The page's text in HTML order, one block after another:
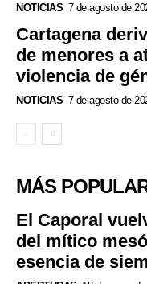
NOTICIAS 7 de agosto de
Cartagena
de menores a
violencia de
NOTICIAS 7 de agosto de
MÁS
El Caporal
del mítico
esencia de